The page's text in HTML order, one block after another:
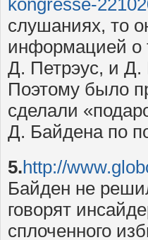
kongresse-
слушаниях, то
информацией о
Д. Петрэус, и
Поэтому было
сделали
Д. Байдена по
5.http://
Байден не
говорят
сплоченного